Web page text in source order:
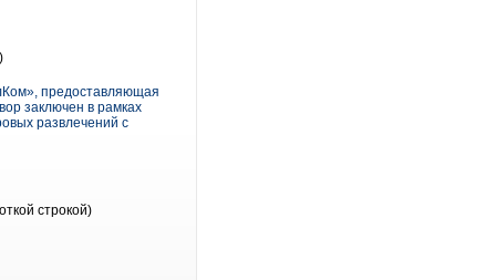
предоставляющая
заключен в рамках
развлечений с
строкой)